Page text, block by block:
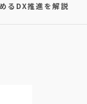
るDX推進を解説